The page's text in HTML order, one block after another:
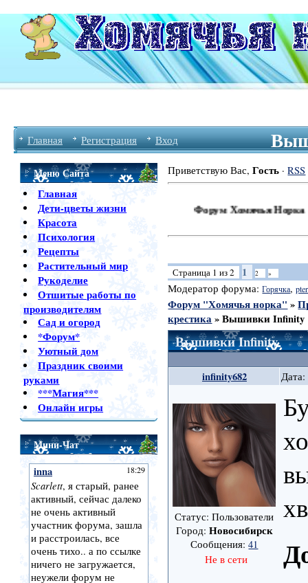
Главная Регистрация Вход
Меню Сайта
Главная
Дети-цветы жизни
Красота
Психология
Рецепты
Растительный мир
Рукоделие
Отшитые работы по
производителям
Сад и огород
*Форум*
Уютный дом
Праздник своими
руками
***Магия***
Онлайн игры
Мини-Чат
Приветствую Вас,Гость ·RSS
Форум Хомячья Норка
Страница 1 из2 1 2 »
Модератор форума:Горячка,
Форум "Хомячья норка" »
крестика » Вышивки Infinity
Вышивки Infinity
infinity682
Статус: Пользователи
Город: Новосибирск
Сообщения:41
Не в сети